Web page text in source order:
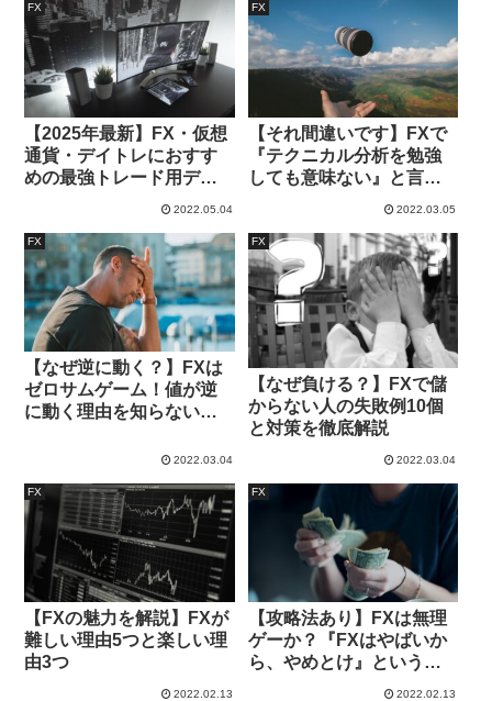
FX
【2025年最新】FX・仮想
通貨・デイトレにおすす
めの最強トレード用ディ
スプレイモニター4選｜2
2022.05.04
FX
【それ間違いです】FXで
『テクニカル分析を勉強
しても意味ない』と言わ
れる理由とその誤解2022.03.05
FX
【なぜ逆に動く？】FXは
ゼロサムゲーム！値が逆
に動く理由を知らない人
2022.03.04
FX
【なぜ負ける？】FXで儲
からない人の失敗例10個
と対策を徹底解説
2022.03.04
FX
【FXの魅力を解説】FXが
難しい理由5つと楽しい理
由3つ
2022.02.13
FX
【攻略法あり】FXは無理
ゲーか？『FXはやばいか
ら、やめとけ』という意
2022.02.13